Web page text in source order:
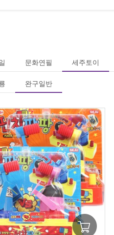
문화연필 세주토이
완구일반